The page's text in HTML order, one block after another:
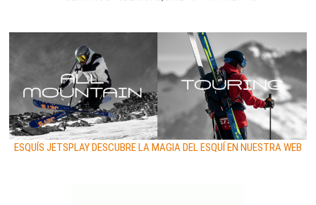
ESQUÍS JETSPLAY DESCUBRE LA MAGIA DEL ESQUÍ EN NUESTRA WEB